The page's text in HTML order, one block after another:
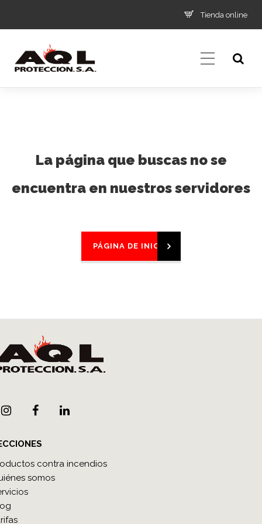
Tienda online
La página que buscas no se
encuentra en nuestros servidores
PÁGINA DE INICIO
contra incendios
somos